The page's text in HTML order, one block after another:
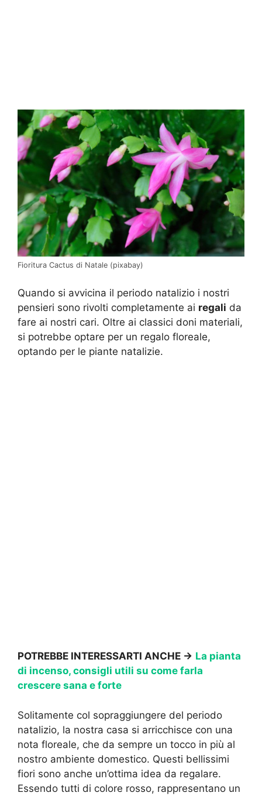
Fioritura Cactus di Natale (pixabay)
Quando si avvicina il periodo natalizio i nostri
pensieri sono rivolti completamente ai regali da
fare ai nostri cari. Oltre ai classici doni materiali,
si potrebbe optare per un regalo floreale,
optando per le piante natalizie.
POTREBBE INTERESSARTI ANCHE -> La pianta
di incenso, consigli utili su come farla
crescere sana e forte
Solitamente col sopraggiungere del periodo
natalizio, la nostra casa si arricchisce con una
nota floreale, che da sempre un tocco in più al
nostro ambiente domestico. Questi bellissimi
fiori sono anche un’ottima idea da regalare.
Essendo tutti di colore rosso, rappresentano un